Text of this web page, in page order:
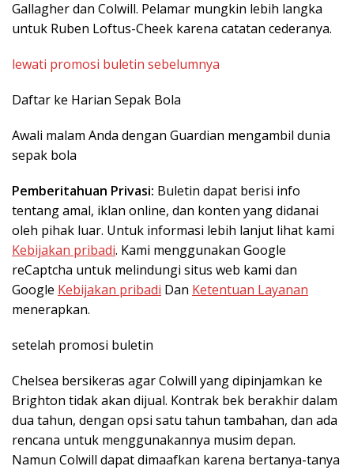
Gallagher dan Colwill. Pelamar mungkin lebih langka
untuk Ruben Loftus-Cheek karena catatan cederanya.
lewati promosi buletin sebelumnya
Daftar ke Harian Sepak Bola
Awali malam Anda dengan Guardian mengambil dunia
sepak bola
Pemberitahuan Privasi: Buletin dapat berisi info
tentang amal, iklan online, dan konten yang didanai
oleh pihak luar. Untuk informasi lebih lanjut lihat kami
Kebijakan pribadi. Kami menggunakan Google
reCaptcha untuk melindungi situs web kami dan
Google Kebijakan pribadi Dan Ketentuan Layanan
menerapkan.
setelah promosi buletin
Chelsea bersikeras agar Colwill yang dipinjamkan ke
Brighton tidak akan dijual. Kontrak bek berakhir dalam
dua tahun, dengan opsi satu tahun tambahan, dan ada
rencana untuk menggunakannya musim depan.
Namun Colwill dapat dimaafkan karena bertanya-tanya